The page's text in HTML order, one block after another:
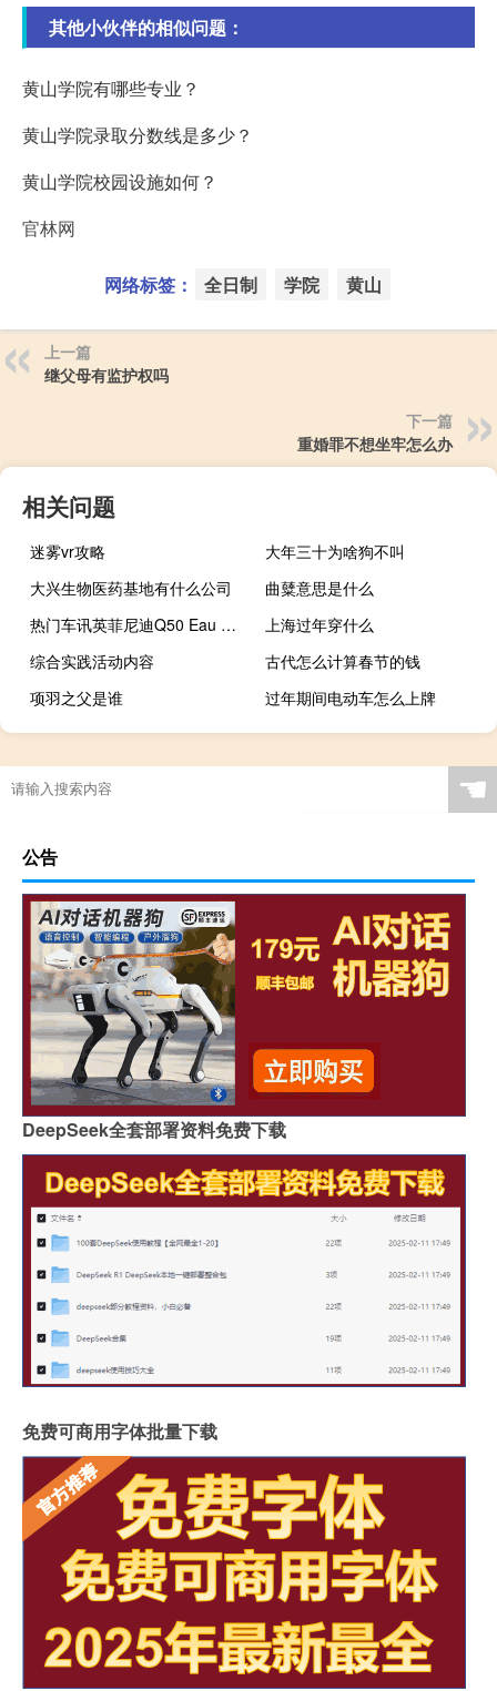
其他小伙伴的相似问题：
黄山学院有哪些专业？
黄山学院录取分数线是多少？
黄山学院校园设施如何？
官林网
网络标签： 全日制 学院 黄山
上一篇
继父母有监护权吗
下一篇
重婚罪不想坐牢怎么办
相关问题
迷雾vr攻略
大年三十为啥狗不叫
大兴生物医药基地有什么公司
曲糵意思是什么
热门车讯英菲尼迪Q50 Eau Rouge概念车日内瓦车展震撼登场
上海过年穿什么
综合实践活动内容
古代怎么计算春节的钱
项羽之父是谁
过年期间电动车怎么上牌
☚
公告
DeepSeek全套部署资料免费下载
免费可商用字体批量下载